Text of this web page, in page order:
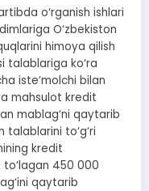
o‘rganish ishlari
O‘zbekiston
himoya qilish
talablariga ko‘ra
iste’molchi bilan
mahsulot kredit
mablag‘ni qaytarib
talablarini to‘g‘ri
kredit
450 000
qaytarib